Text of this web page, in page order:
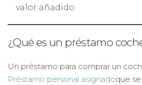
valor añadido
¿Qué es un préstamo
Un préstamo para comprar un
Préstamo personal asignadoque